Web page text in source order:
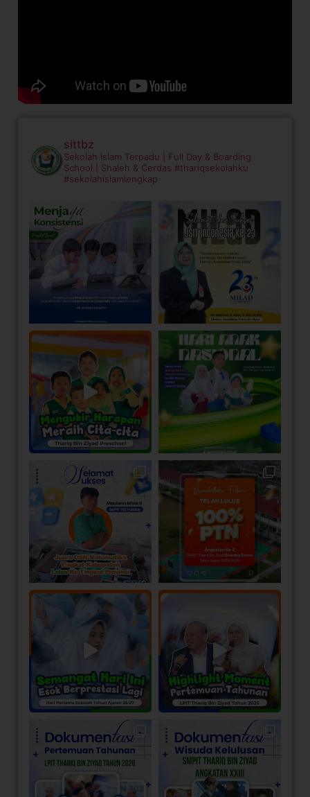
sittbz
Sekolah Islam Terpadu | Full Day & Boarding
School | Shaleh & Cerdas #thariqsekolahku
#sekolahislamlengkap